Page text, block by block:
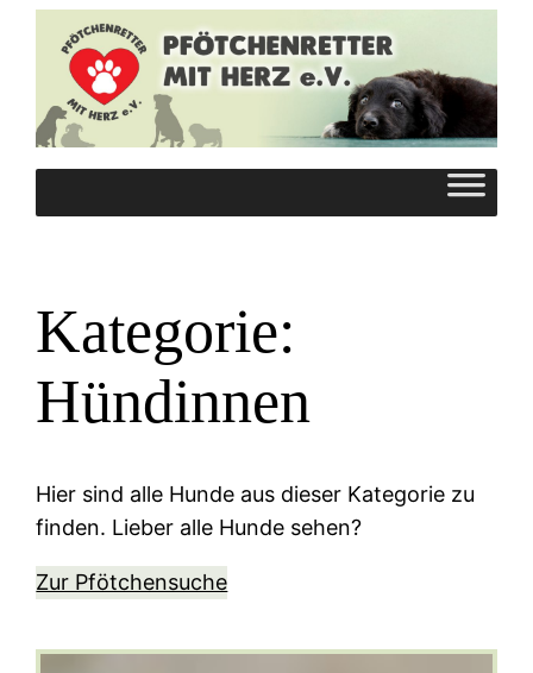
Inhalt
springen
Kategorie:
Hündinnen
Hier sind alle Hunde aus dieser Kategorie zu
finden. Lieber alle Hunde sehen?
Zur Pfötchensuche